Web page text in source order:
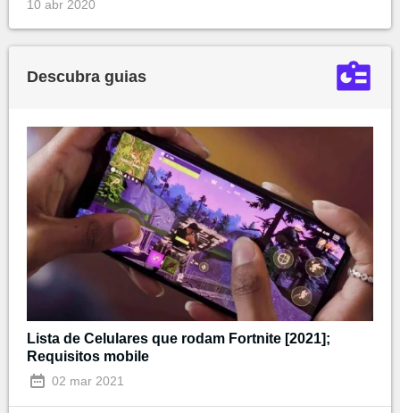
10 abr 2020
Descubra guias
Lista de Celulares que rodam Fortnite [2021];
Requisitos mobile
02 mar 2021